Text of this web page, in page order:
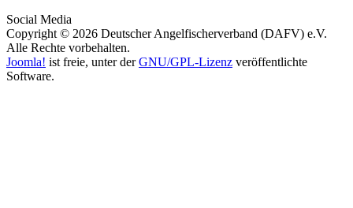
Social Media
Copyright © 2026 Deutscher Angelfischerverband (DAFV) e.V.
Alle Rechte vorbehalten.
Joomla! ist freie, unter derGNU/GPL-Lizenz veröffentlichte
Software.